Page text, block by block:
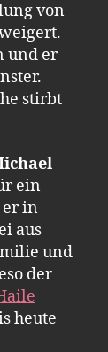
von
und er
stirbt
ein
in
aus
und
der
heute